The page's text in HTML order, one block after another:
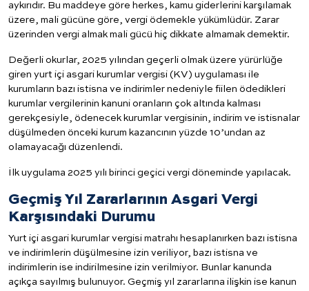
aykırıdır. Bu maddeye göre herkes, kamu giderlerini karşılamak
üzere, mali gücüne göre, vergi ödemekle yükümlüdür. Zarar
üzerinden vergi almak mali gücü hiç dikkate almamak demektir.
Değerli okurlar, 2025 yılından geçerli olmak üzere yürürlüğe
giren yurt içi asgari kurumlar vergisi (KV) uygulaması ile
kurumların bazı istisna ve indirimler nedeniyle fiilen ödedikleri
kurumlar vergilerinin kanuni oranların çok altında kalması
gerekçesiyle, ödenecek kurumlar vergisinin, indirim ve istisnalar
düşülmeden önceki kurum kazancının yüzde 10’undan az
olamayacağı düzenlendi.
İlk uygulama 2025 yılı birinci geçici vergi döneminde yapılacak.
Geçmiş Yıl Zararlarının Asgari Vergi
Karşısındaki Durumu
Yurt içi asgari kurumlar vergisi matrahı hesaplanırken bazı istisna
ve indirimlerin düşülmesine izin veriliyor, bazı istisna ve
indirimlerin ise indirilmesine izin verilmiyor. Bunlar kanunda
açıkça sayılmış bulunuyor. Geçmiş yıl zararlarına ilişkin ise kanun